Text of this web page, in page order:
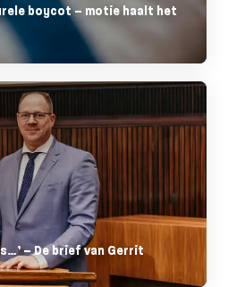
boycot – motie haalt het
– De brief van Gerrit